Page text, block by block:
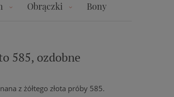
Obrączki Bony
585, ozdobne
z żółtego złota próby 585.